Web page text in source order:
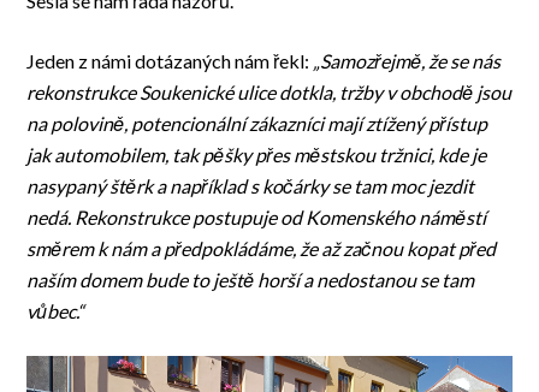
Jeden z námi dotázaných nám řekl: „Samozřejmě, že se nás
rekonstrukce Soukenické ulice dotkla, tržby v obchodě jsou
na polovině, potencionální zákazníci mají ztížený přístup
jak automobilem, tak pěšky přes městskou tržnici, kde je
nasypaný štěrk a například s kočárky se tam moc jezdit
nedá. Rekonstrukce postupuje od Komenského náměstí
směrem k nám a předpokládáme, že až začnou kopat před
naším domem bude to ještě horší a nedostanou se tam
vůbec.“